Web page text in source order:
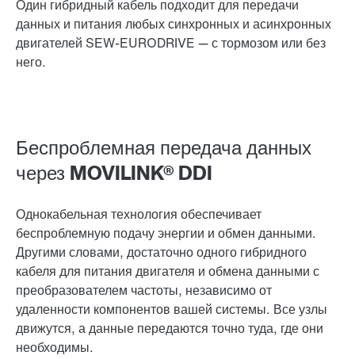
Беспроблемная передача данных
через MOVILINK® DDI
Однокабельная технология обеспечивает
беспроблемную подачу энергии и обмен данными.
Другими словами, достаточно одного гибридного
кабеля для питания двигателя и обмена данными с
преобразователем частоты, независимо от
удаленности компонентов вашей системы. Все узлы
движутся, а данные передаются точно туда, где они
необходимы.
Один гибридный кабель подходит для передачи
данных и питания любых синхронных и асинхронных
двигателей SEW-EURODRIVE — с тормозом или без
него.